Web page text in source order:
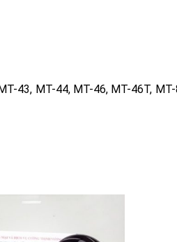
43, MT-44, MT-46, MT-46T,